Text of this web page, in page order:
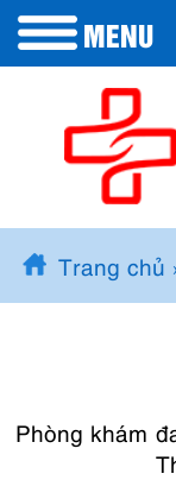
MENU
Trang chủ
Phòng khám